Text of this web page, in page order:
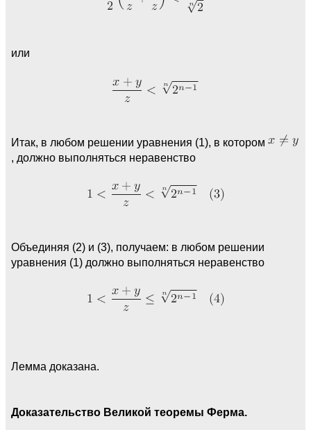
или
Итак, в любом решении уравнения (1), в котором
, должно выполняться неравенство
Объединяя (2) и (3), получаем: в любом решении
уравнения (1) должно выполняться неравенство
Лемма доказана.
Доказательство Великой теоремы Ферма.